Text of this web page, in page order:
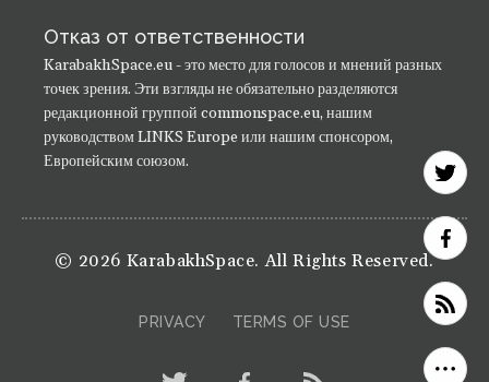
Отказ от ответственности
KarabakhSpace.eu - это место для голосов и мнений разных
точек зрения. Эти взгляды не обязательно разделяются
редакционной группой commonspace.eu, нашим
руководством LINKS Europe или нашим спонсором,
Европейским союзом.
© 2026 KarabakhSpace. All Rights Reserved.
PRIVACY TERMS OF USE